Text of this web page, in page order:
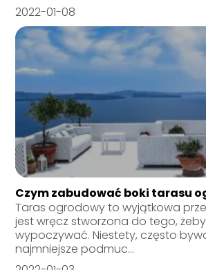
2022-01-08
Czym zabudować boki tarasu
Taras ogrodowy to wyjątkowa
jest wręcz stworzona do tego,
wypoczywać. Niestety, często
najmniejsze podmuc...